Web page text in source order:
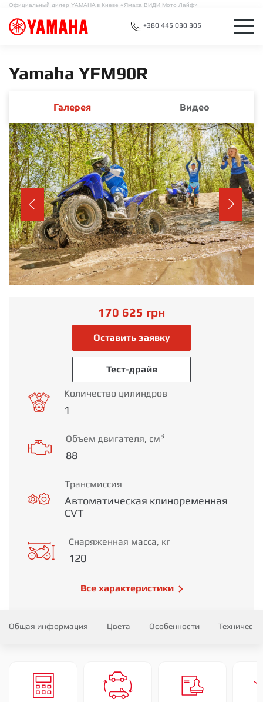
Официальный дилер YAMAHA в Киеве «Ямаха ВИДИ Мото Лайф»
+380 445 030 305
Yamaha YFM90R
Галерея Видео
170 625 грн
Оставить заявку
Тест-драйв
Количество цилиндров
1
Объем двигателя, см3
88
Трансмиссия
Автоматическая клиноременная
CVT
Снаряженная масса, кг
120
Все характеристики
Общая информация Цвета Особенности